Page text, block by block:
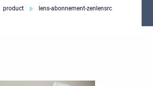
product lens-abonnement-zenlensrc